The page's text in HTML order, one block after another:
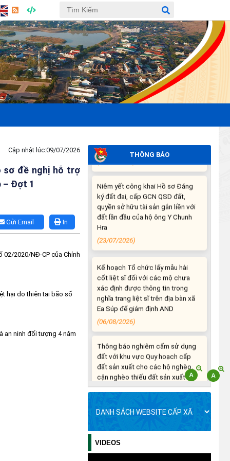
Cập nhật lúc:09/07/2026
sơ đề nghị hỗ trợ
– Đợt 1
In
Gửi Email
2020/NĐ-CP của Chính
hại do thiên tai bão số
an ninh đối tượng 4 năm
THÔNG BÁO
THÔNG BÁO DỰ KIẾN LỊCH CÔNG
TÁC CỦA THƯỜNG TRỰC HĐND
XÃ VÀ LÃNH ĐẠO UBND XÃ
TUẦN THỨ 30 (từ ngày
27/7/2026 đến ngày
02/8/2026)
(27/07/2026)
THÔNG BÁO: Về việc yêu cầu
tiểu khu 277 xã Ea Súp, tỉnh Đắk
(24/07/2026)
Niêm yết công khai Hồ sơ Đăng
ký đất đai, cấp GCN QSD đất,
quyền sở hữu tài sản gắn liền với
đất lần đầu của hộ ông Y Chunh
Hra
(23/07/2026)
Kế hoạch Tổ chức lấy mẫu hài
cốt liệt sĩ đối với các mộ chưa
xác định được thông tin trong
nghĩa trang liệt sĩ trên địa bàn xã
Ea Súp để giám định AND
(06/08/2026)
Thông báo nghiêm cấm sử dụng
đất với khu vực Quy hoạch cấp
đất sản xuất cho các hộ nghèo,
cận nghèo thiếu đất sản xuất
trên địa bàn xã.
(06/08/2026)
THÔNG BÁO: Cảnh báo thủ đoạn
lừa đảo thông qua công tác đo
đạc, lập bản đồ địa chính, lập hồ
sơ địa chính và hoàn thành cơ sở
dữ liệu quốc gia về đất đai
VIDEOS